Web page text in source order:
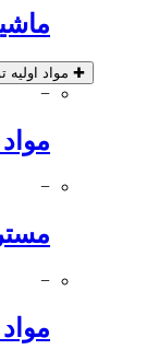
✚ مواد اولیه
−
−
−